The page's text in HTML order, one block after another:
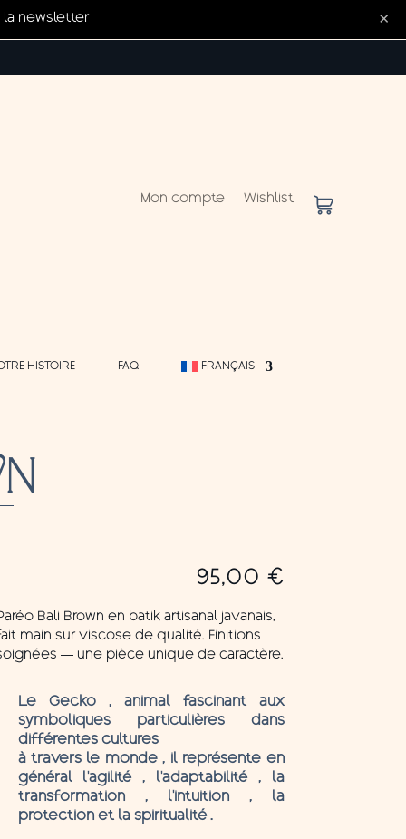
Mon compte Wishlist
HISTOIRE FAQ FRANÇAIS
95,00 €
Bali Brown en batik artisanal javanais,
main sur viscose de qualité. Finitions
— une pièce unique de caractère.
Le Gecko , animal fascinant aux
symboliques particulières dans
différentes cultures
à travers le monde , il représente en
général l’agilité , l’adaptabilité , la
transformation , l’intuition , la
protection et la spiritualité .
la newsletter ×